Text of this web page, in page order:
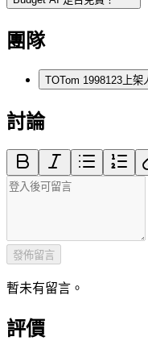
團隊
TOTom 1998123 上架
討論
發佈留言
暫未有留言。
評價